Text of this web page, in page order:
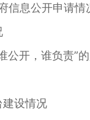
息公开申请情
开，谁负责”的
设情况